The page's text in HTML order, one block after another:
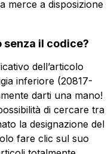
merce a disposizione
il codice?
dell’articolo
inferiore (20817-
darti una mano!
di cercare tra
la designazione del
fare clic sul suo